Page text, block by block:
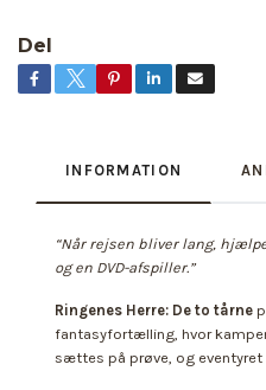
Del
INFORMATION
“Når rejsen bliver lang,
og en DVD-afspiller.”
Ringenes Herre: De to tårne
fantasyfortælling, hvor
sættes på prøve, og eventyret